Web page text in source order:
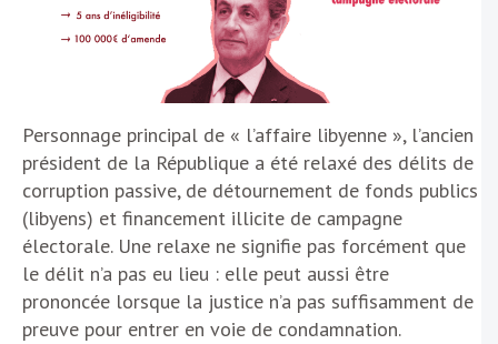
Personnage principal de « l’affaire libyenne », l’ancien
président de la République a été relaxé des délits de
corruption passive, de détournement de fonds publics
(libyens) et financement illicite de campagne
électorale. Une relaxe ne signifie pas forcément que
le délit n’a pas eu lieu : elle peut aussi être
prononcée lorsque la justice n’a pas suffisamment de
preuve pour entrer en voie de condamnation.